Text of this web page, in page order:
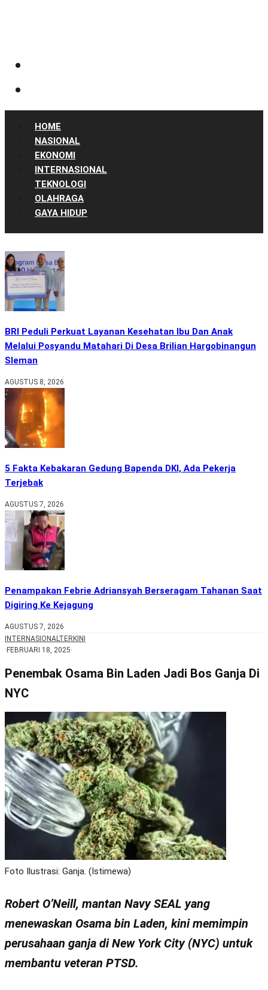
HOME
NASIONAL
EKONOMI
INTERNASIONAL
TEKNOLOGI
OLAHRAGA
GAYA HIDUP
BRI Peduli Perkuat Layanan Kesehatan Ibu Dan Anak
Melalui Posyandu Matahari Di Desa Brilian Hargobinangun
Sleman
AGUSTUS 8, 2026
5 Fakta Kebakaran Gedung Bapenda DKI, Ada Pekerja
Terjebak
AGUSTUS 7, 2026
Penampakan Febrie Adriansyah Berseragam Tahanan Saat
Digiring Ke Kejagung
AGUSTUS 7, 2026
INTERNASIONALTERKINI
· FEBRUARI 18, 2025·
Penembak Osama Bin Laden Jadi Bos Ganja Di
NYC
Foto Ilustrasi: Ganja. (Istimewa)
Robert O’Neill, mantan Navy SEAL yang
menewaskan Osama bin Laden, kini memimpin
perusahaan ganja di New York City (NYC) untuk
membantu veteran PTSD.